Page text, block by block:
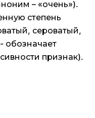
– «очень»).
степень
сероватый,
обозначает
признак).